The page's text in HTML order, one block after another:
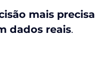
mais precisa
dados reais.